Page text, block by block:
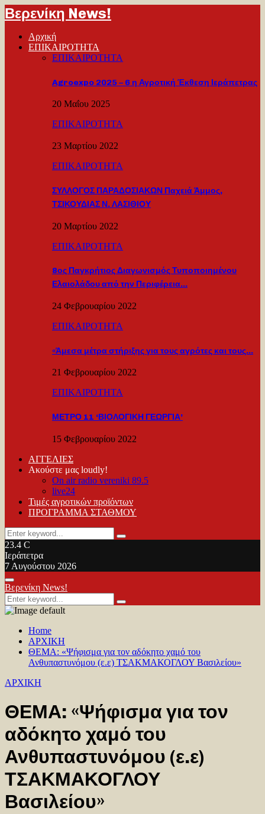
Βερενίκη News!
Αρχική
ΕΠΙΚΑΙΡΟΤΗΤΑ
ΕΠΙΚΑΙΡΟΤΗΤΑ
Agroexpo 2025 – 6 η Αγροτική Έκθεση Ιεράπετρας
20 Μαΐου 2025
ΕΠΙΚΑΙΡΟΤΗΤΑ
23 Μαρτίου 2022
ΕΠΙΚΑΙΡΟΤΗΤΑ
ΣΥΛΛΟΓΟΣ ΠΑΡΑΔΟΣΙΑΚΩΝ Παχειά Άμμος,
ΤΣΙΚΟΥΔΙΑΣ Ν. ΛΑΣΙΘΙΟΥ
20 Μαρτίου 2022
ΕΠΙΚΑΙΡΟΤΗΤΑ
8ος Παγκρήτιος Διαγωνισμός Τυποποιημένου
Ελαιολάδου από την Περιφέρεια…
24 Φεβρουαρίου 2022
ΕΠΙΚΑΙΡΟΤΗΤΑ
«Άμεσα μέτρα στήριξης για τους αγρότες και τους…
21 Φεβρουαρίου 2022
ΕΠΙΚΑΙΡΟΤΗΤΑ
ΜΕΤΡΟ 11 ‘ΒΙΟΛΟΓΙΚΗ ΓΕΩΡΓΙΑ’
15 Φεβρουαρίου 2022
ΑΓΓΕΛΙΕΣ
Ακούστε μας loudly!
On air radio vereniki 89.5
live24
Τιμές αγροτικών προϊόντων
ΠΡΟΓΡΑΜΜΑ ΣΤΑΘΜΟΥ
Search
for:
Search
23.4 C
Ιεράπετρα
7 Αυγούστου 2026
Facebook
Twitter
Youtube
Primary
Menu
Βερενίκη News!
Search
for:
Search
Home
ΑΡΧΙΚΗ
ΘΕΜΑ: «Ψήφισμα για τον αδόκητο χαμό του
Ανθυπαστυνόμου (ε.ε) ΤΣΑΚΜΑΚΟΓΛΟΥ Βασιλείου»
ΑΡΧΙΚΗ
ΘΕΜΑ: «Ψήφισμα για τον
αδόκητο χαμό του
Ανθυπαστυνόμου (ε.ε)
ΤΣΑΚΜΑΚΟΓΛΟΥ
Βασιλείου»